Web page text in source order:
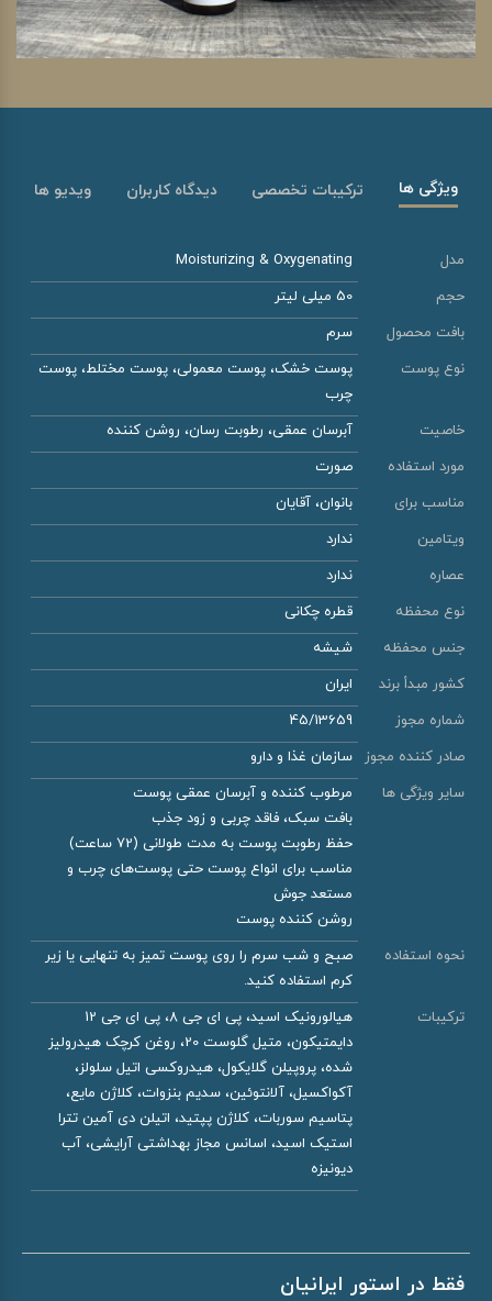
ویژگی ها ترکیبات تخصصی دیدگاه کاربران ویدیو ها
مدل
Moisturizing & Oxygenating
حجم
50 میلی لیتر
بافت محصول
سرم
نوع پوست
پوست خشک، پوست معمولی، پوست مختلط، پوست
چرب
خاصیت
آبرسان عمقی، رطوبت رسان، روشن کننده
مورد استفاده
صورت
مناسب برای
بانوان، آقایان
ویتامین
ندارد
عصاره
ندارد
نوع محفظه
قطره چکانی
جنس محفظه
شیشه
کشور مبدأ برند
ایران
شماره مجوز
45/13659
صادر کننده مجوز
سازمان غذا و دارو
سایر ویژگی ها
مرطوب کننده و آبرسان عمقی پوست
بافت سبک، فاقد چربی و زود جذب
حفظ رطوبت پوست به مدت طولانی (72 ساعت)
مناسب برای انواع پوست حتی پوست‌های چرب و
مستعد جوش
روشن کننده پوست
نحوه استفاده
صبح و شب سرم را روی پوست تمیز به تنهایی یا زیر
کرم استفاده کنید.
ترکیبات
هیالورونیک اسید، پی ای جی 8، پی ای جی 12
دایمتیکون، متیل گلوست 20، روغن کرچک هیدرولیز
شده، پروپیلن گلایکول، هیدروکسی اتیل سلولز،
آکواکسیل، آلانتوئین، سدیم بنزوات، کلاژن مایع،
پتاسیم سوربات، کلاژن پپتید، اتیلن دی آمین تترا
استیک اسید، اسانس مجاز بهداشتی آرایشی، آب
دیونیزه
فقط در استور ایرانیان